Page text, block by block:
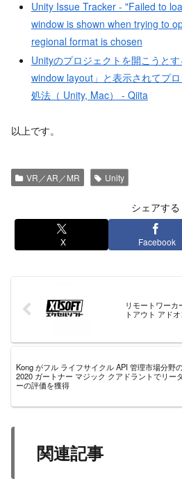
Unity Issue Tracker - "Failed to
window is shown when trying to
regional format is chosen
Unityのプロジェクトを開こうと
window layout」と表示されてプ
処法（ Unity, Mac） - Qiita
以上です。
VR／AR／MR Unity
シェアする
X Facebook
リモートワー
トアウト アド
Kong がフル ライフサイクル API 管理市場分野
2020 ガートナー マジック クアドラントでリー
ーの評価を獲得
関連記事